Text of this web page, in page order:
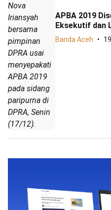
Nova
Iriansyah
bersama
pimpinan
DPRA usai
menyepakati
APBA 2019
pada sidang
paripurna di
DPRA, Senin
(17/12).
APBA 2019
Eksekutif dan
Banda Aceh